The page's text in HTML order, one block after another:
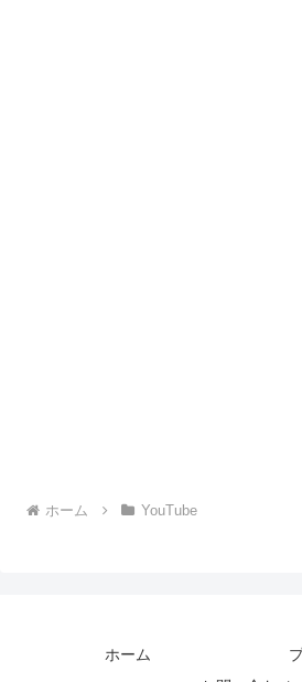
ホーム YouTube
ホーム